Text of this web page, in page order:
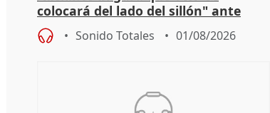
colocará del lado del sillón" ante
iniciativas de la oposición
Sonido Totales 01/08/2026